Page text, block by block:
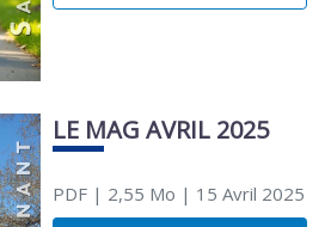
LE MAG AVRIL 2025
PDF| 2,55 Mo | 15 Avril 2025